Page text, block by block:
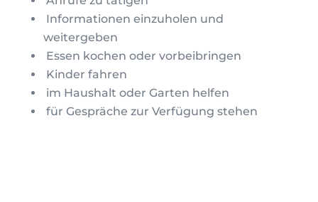
Informationen einzuholen und
weitergeben
Essen kochen oder vorbeibringen
Kinder fahren
im Haushalt oder Garten helfen
für Gespräche zur Verfügung stehen